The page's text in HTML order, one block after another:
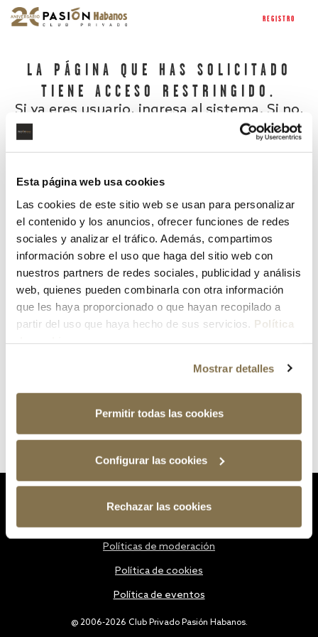
Esta página web usa cookies
Las cookies de este sitio web se usan para personalizar
el contenido y los anuncios, ofrecer funciones de redes
sociales y analizar el tráfico. Además, compartimos
información sobre el uso que haga del sitio web con
nuestros partners de redes sociales, publicidad y análisis
web, quienes pueden combinarla con otra información
que les haya proporcionado o que hayan recopilado a
partir del uso que haya hecho de sus servicios. Política
Mostrar detalles
Permitir todas las cookies
Configurar las cookies
Rechazar las cookies
REGISTRO
LA PÁGINA QUE HAS SOLICITADO
TIENE ACCESO RESTRINGIDO.
Si ya eres usuario, ingresa al sistema. Si no,
¿Has olvidado tu contraseña?
@ 2006-2026 Club Privado Pasión Habanos.
Políticas de moderación
Política de cookies
Política de eventos